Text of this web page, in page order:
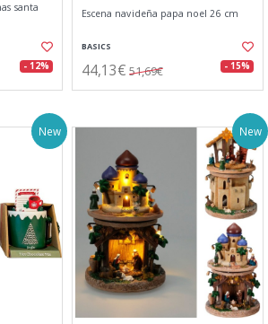
santa
- 12%
Escena navideña papa noel 26 cm
BASICS
44,13€ 51,69€ - 15%
New New